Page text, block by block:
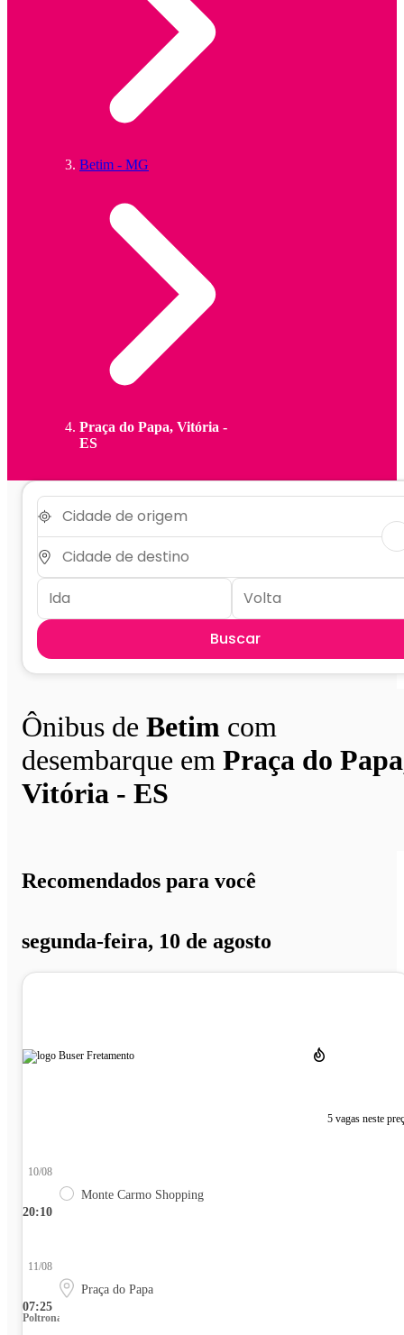
Betim - MG
Praça do Papa, Vitória -
ES
Buscar
Ônibus de Betim com
desembarque em Praça do
Vitória - ES
Recomendados para você
segunda-feira, 10 de agosto
5 vagas neste
20:10
10/08
Monte Carmo Shopping
07:25
11/08
Praça do Papa
Poltrona